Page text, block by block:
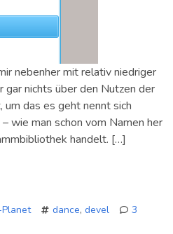
nebenher mit relativ niedriger
nichts über den Nutzen der
das es geht nennt sich
wie man schon vom Namen her
handelt. […]
dance, devel
3